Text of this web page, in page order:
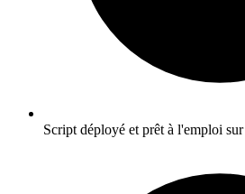
Script déployé et prêt à l'emploi sur